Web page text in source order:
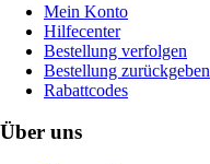
Mein Konto
Hilfecenter
Bestellung verfolgen
Bestellung zurückgeben
Rabattcodes
Über uns